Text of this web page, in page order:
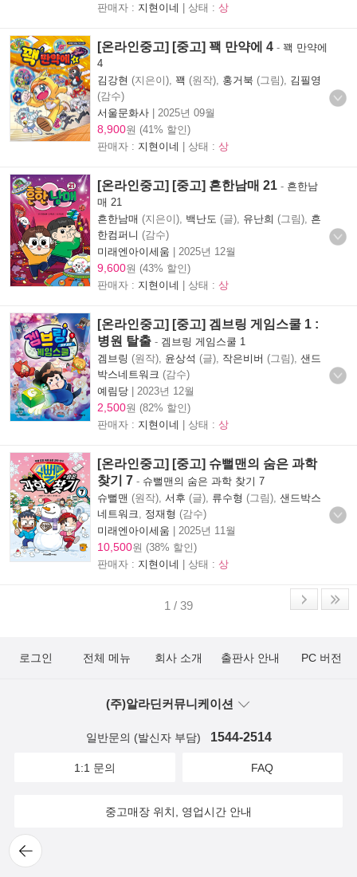
판매자 : 지현이네 | 상태 : 상
[온라인중고] [중고] 꽥 만약에 4 - 꽥 만약에
4
김강현 (지은이), 꽥 (원작), 홍거북 (그림), 김필영
(감수)
서울문화사 | 2025년 09월
8,900원 (41% 할인)
판매자 : 지현이네 | 상태 : 상
[온라인중고] [중고] 흔한남매 21 - 흔한남
매 21
흔한남매 (지은이), 백난도 (글), 유난희 (그림), 흔
한컴퍼니 (감수)
미래엔아이세움 | 2025년 12월
9,600원 (43% 할인)
판매자 : 지현이네 | 상태 : 상
[온라인중고] [중고] 겜브링 게임스쿨 1 :
병원 탈출 - 겜브링 게임스쿨 1
겜브링 (원작), 윤상석 (글), 작은비버 (그림), 샌드
박스네트워크 (감수)
예림당 | 2023년 12월
2,500원 (82% 할인)
판매자 : 지현이네 | 상태 : 상
[온라인중고] [중고] 슈뻘맨의 숨은 과학
찾기 7 - 슈뻘맨의 숨은 과학 찾기 7
슈뻘맨 (원작), 서후 (글), 류수형 (그림), 샌드박스
네트워크
정재형 (감수)
미래엔아이세움 | 2025년 11월
10,500원 (38% 할인)
판매자 : 지현이네 | 상태 : 상
1 / 39
뒤로
가기
로그인 전체 메뉴 회사 소개 출판사 안내 PC 버전
(주)알라딘커뮤니케이션
일반문의 (발신자 부담) 1544-2514
1:1 문의 FAQ
중고매장 위치, 영업시간 안내